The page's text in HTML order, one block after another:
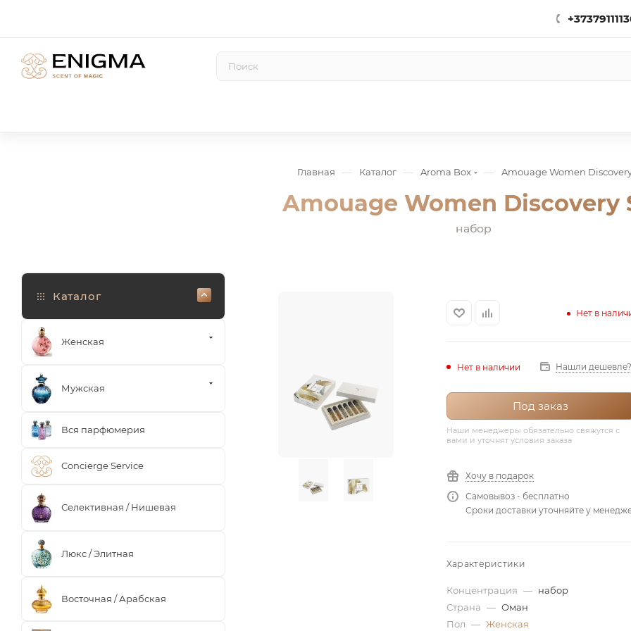
Главная — Каталог — Aroma Box — Amouage Women
Amouage Women Discovery
набор
Нет в
Нет в наличии Нашли дешевле?
Под заказ
Наши менеджеры обязательно свяжутся с
вами и уточнят условия заказа
Хочу в подарок
Самовывоз - бесплатно
Сроки доставки уточняйте у
Характеристики
Концентрация — набор
Страна — Оман
Пол — Женская
Каталог
Женская
Мужская
Вся парфюмерия
Concierge Service
Селективная / Нишевая
Люкс / Элитная
Восточная / Арабская